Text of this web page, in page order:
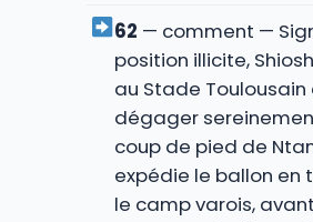
62 — comment —
position illicite,
au Stade Toulousain
dégager
coup de pied de
expédie le ballon en
le camp varois,